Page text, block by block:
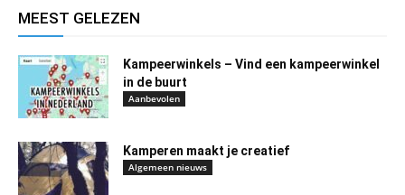
MEEST GELEZEN
Kampeerwinkels – Vind een kampeerwinkel
in de buurt
Aanbevolen
Kamperen maakt je creatief
Algemeen nieuws